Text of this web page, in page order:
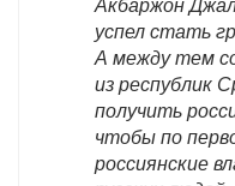
успел стать
А между тем
из республик
получить
чтобы по
россиянские